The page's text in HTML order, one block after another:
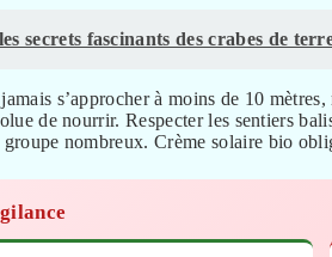
secrets fascinants des crabes de
s’approcher à moins de 10
de nourrir. Respecter les sentiers
nombreux. Crème solaire bio